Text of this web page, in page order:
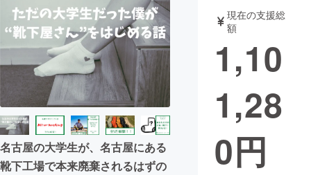
アート・写真 音楽
テクノロジー・ガジェット ゲーム・サ
映像・映画
ビジネス・起業
まちづくり・地域活性化
名古屋の大学生が、名古屋にある
靴下工場で本来廃棄されるはずの
現在の支援総
額
1,10
1,28
0円